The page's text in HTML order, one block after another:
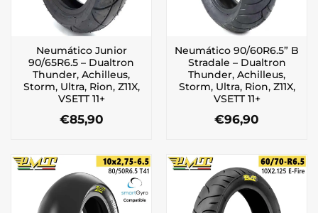
Neumático Junior
90/65R6.5 – Dualtron
Thunder, Achilleus,
Storm, Ultra, Rion, Z11X,
VSETT 11+
€85,90
Neumático 90/60R6.5” B
Stradale – Dualtron
Thunder, Achilleus,
Storm, Ultra, Rion, Z11X,
VSETT 11+
€96,90